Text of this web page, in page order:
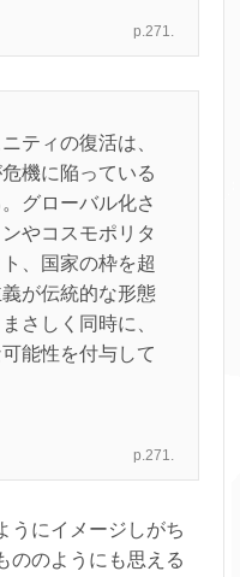
p.271.
ティの復活は、
機に陥っている
グローバル化さ
やコスモポリタ
、国家の枠を超
が伝統的な形態
さしく同時に、
能性を付与して
p.271.
うにイメージしがち
ののようにも思える